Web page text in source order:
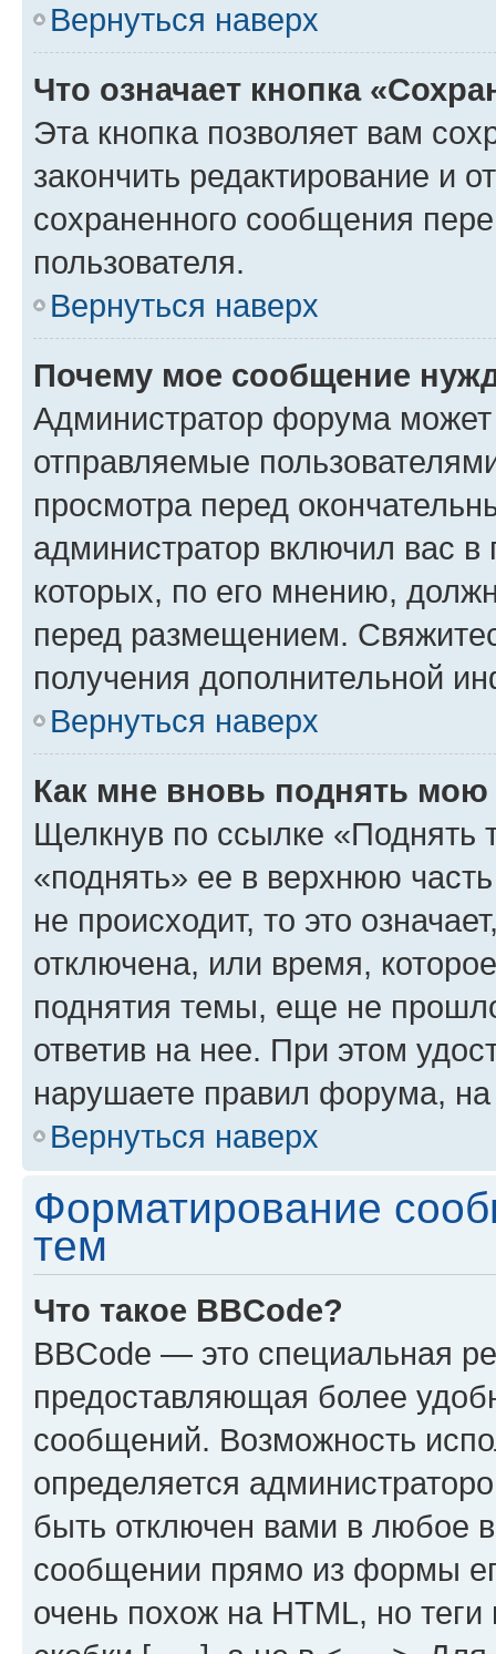
Вернуться наверх
Что означает кнопка
Эта кнопка позволяет вам
закончить редактирование и
сохраненного сообщения
пользователя.
Вернуться наверх
Почему мое сообщение
Администратор форума
отправляемые
просмотра перед
администратор включил вас в
которых, по его мнению,
перед размещением.
получения дополнительной
Вернуться наверх
Как мне вновь поднять мою
Щелкнув по ссылке «Поднять
«поднять» ее в верхнюю
не происходит, то это
отключена, или время,
поднятия темы, еще не
ответив на нее. При этом
нарушаете правил форума, на
Вернуться наверх
Форматирование
тем
Что такое BBCode?
BBCode — это специальная
предоставляющая более
сообщений. Возможность
определяется
быть отключен вами в
сообщении прямо из формы
очень похож на HTML, но